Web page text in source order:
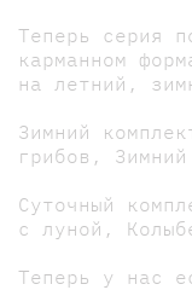
Теперь серия
карманном
на летний,
Зимний
грибов,
Суточный
с луной,
Теперь у нас